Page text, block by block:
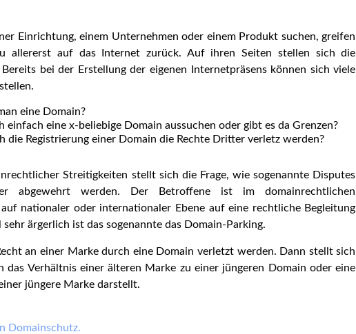
Einrichtung, einem Unternehmen oder einem Produkt suchen, greifen
allererst auf das Internet zurück. Auf ihren Seiten stellen sich die
bei der Erstellung der eigenen Internetpräsens können sich viele
eine Domain?
einfach eine x-beliebige Domain aussuchen oder gibt es da Grenzen?
die Registrierung einer Domain die Rechte Dritter verletz werden?
Streitigkeiten stellt sich die Frage, wie sogenannte Disputes
abgewehrt werden. Der Betroffene ist im domainrechtlichen
nationaler oder internationaler Ebene auf eine rechtliche Begleitung
ärgerlich ist das sogenannte das Domain-Parking.
an einer Marke durch eine Domain verletzt werden. Dann stellt sich
das Verhältnis einer älteren Marke zu einer jüngeren Domain oder eine
jüngere Marke darstellt.
Domainschutz.